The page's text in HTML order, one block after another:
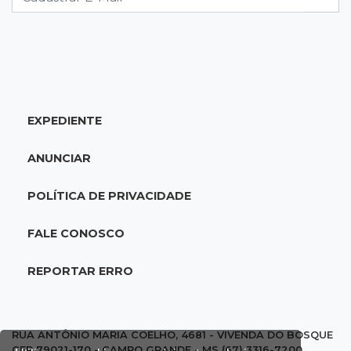
18:28Concurso 3.042
acumulado em R$ 165 milhões
18:05Energia renovável
Produção de biodiesel cresce 32% em MS e
abordagem policial no Noroeste
EXPEDIENTE
ANUNCIAR
POLÍTICA DE PRIVACIDADE
FALE CONOSCO
REPORTAR ERRO
RUA ANTÔNIO MARIA COELHO, 4681 - VIVENDA DO BOSQUE